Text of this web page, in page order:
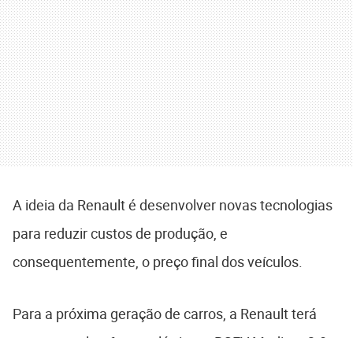
A ideia da Renault é desenvolver novas tecnologias
para reduzir custos de produção, e
consequentemente, o preço final dos veículos.
Para a próxima geração de carros, a Renault terá